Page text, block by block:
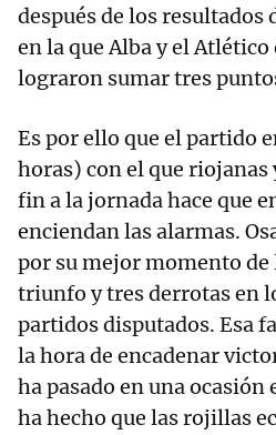
después de los
en la que Alba y el
lograron sumar tres
Es por ello que el partido
horas) con el que
fin a la jornada hace que
enciendan las alarmas.
por su mejor momento
triunfo y tres derrotas en
partidos disputados. Esa
la hora de encadenar
ha pasado en una
ha hecho que las rojillas